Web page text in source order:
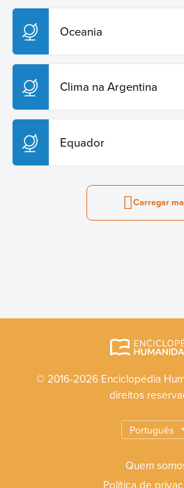
Oceania
Clima na Argentina
Equador
Carregar
© 2016-2026 Enciclopédia
direitos
Quem
Política de